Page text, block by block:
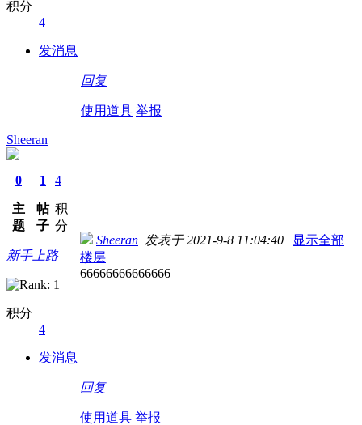
积分
4
发消息
回复
使用道具 举报
Sheeran
0
主
题
1
帖
子
4
积
分
新手上路
积分
4
发消息
Sheeran 发表于 2021-9-8 11:04:40 | 显示全部
楼层
66666666666666
回复
使用道具 举报